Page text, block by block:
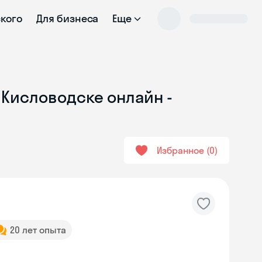
Для бизнеса Еще
онлайн -
Избранное 0
20 лет опыта